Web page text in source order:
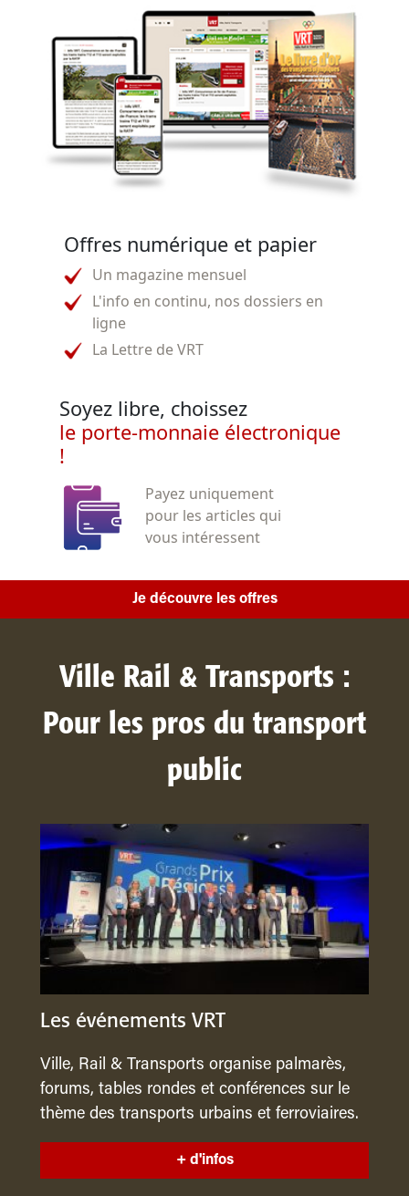
Offres numérique et papier
Un magazine mensuel
L'info en continu, nos dossiers en
ligne
La Lettre de VRT
Soyez libre, choissez
le porte-monnaie électronique
!
Payez uniquement
pour les articles qui
vous intéressent
Je découvre les offres
Ville Rail & Transports :
Pour les pros du transport
public
Les événements VRT
Ville, Rail & Transports organise palmarès,
forums, tables rondes et conférences sur le
thème des transports urbains et ferroviaires.
+ d'infos